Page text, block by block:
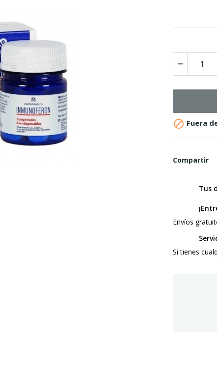
 Fuera
Compartir
Tus
Envíos
Si tienes